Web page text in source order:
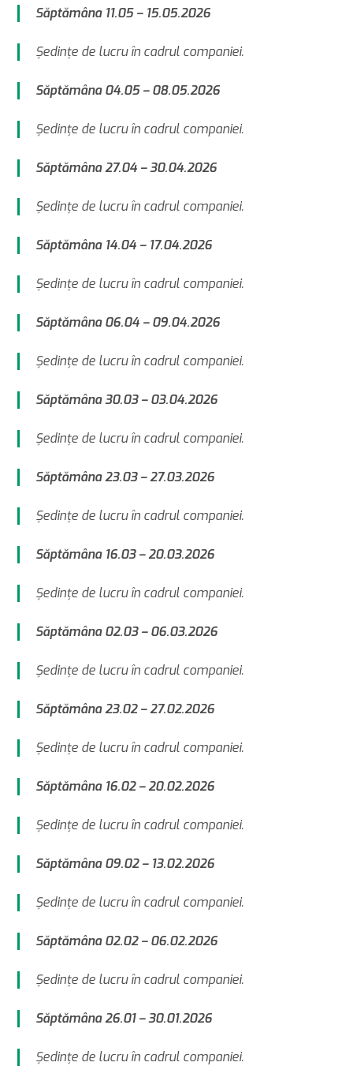
Săptămâna 11.05 – 15.05.2026
Şedinţe de lucru în cadrul companiei.
Săptămâna 04.05 – 08.05.2026
Şedinţe de lucru în cadrul companiei.
Săptămâna 27.04 – 30.04.2026
Şedinţe de lucru în cadrul companiei.
Săptămâna 14.04 – 17.04.2026
Şedinţe de lucru în cadrul companiei.
Săptămâna 06.04 – 09.04.2026
Şedinţe de lucru în cadrul companiei.
Săptămâna 30.03 – 03.04.2026
Şedinţe de lucru în cadrul companiei.
Săptămâna 23.03 – 27.03.2026
Şedinţe de lucru în cadrul companiei.
Săptămâna 16.03 – 20.03.2026
Şedinţe de lucru în cadrul companiei.
Săptămâna 02.03 – 06.03.2026
Şedinţe de lucru în cadrul companiei.
Săptămâna 23.02 – 27.02.2026
Şedinţe de lucru în cadrul companiei.
Săptămâna 16.02 – 20.02.2026
Şedinţe de lucru în cadrul companiei.
Săptămâna 09.02 – 13.02.2026
Şedinţe de lucru în cadrul companiei.
Săptămâna 02.02 – 06.02.2026
Şedinţe de lucru în cadrul companiei.
Săptămâna 26.01 – 30.01.2026
Şedinţe de lucru în cadrul companiei.